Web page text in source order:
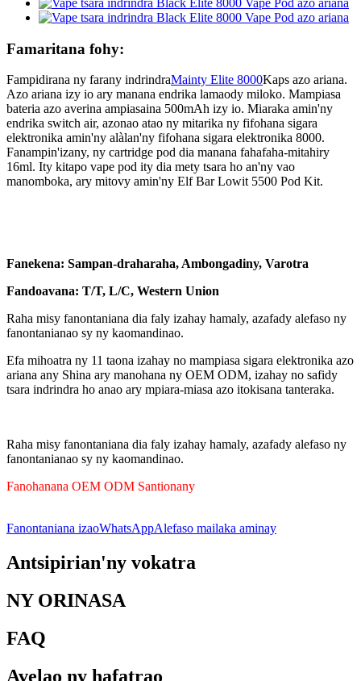
Famaritana fohy:
Fampidirana ny farany indrindraMainty Elite 8000Kaps azo ariana.
Azo ariana izy io ary manana endrika lamaody miloko. Mampiasa
bateria azo averina ampiasaina 500mAh izy io. Miaraka amin'ny
endrika switch air, azonao atao ny mitarika ny fifohana sigara
elektronika amin'ny alàlan'ny fifohana sigara elektronika 8000.
Fanampin'izany, ny cartridge pod dia manana fahafaha-mitahiry
16ml. Ity kitapo vape pod ity dia mety tsara ho an'ny vao
manomboka, ary mitovy amin'ny Elf Bar Lowit 5500 Pod Kit.
Fanekena: Sampan-draharaha, Ambongadiny, Varotra
Fandoavana: T/T, L/C, Western Union
Raha misy fanontaniana dia faly izahay hamaly, azafady alefaso ny
fanontanianao sy ny kaomandinao.
Efa mihoatra ny 11 taona izahay no mampiasa sigara elektronika azo
ariana any Shina ary manohana ny OEM ODM, izahay no safidy
tsara indrindra ho anao ary mpiara-miasa azo itokisana tanteraka.
Raha misy fanontaniana dia faly izahay hamaly, azafady alefaso ny
fanontanianao sy ny kaomandinao.
Fanohanana OEM ODM Santionany
Fanontaniana izaoWhatsAppAlefaso mailaka aminay
Antsipirian'ny vokatra
NY ORINASA
FAQ
Avelao ny hafatrao